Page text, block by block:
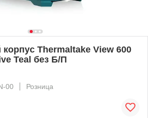
Thermaltake View 600
Teal без Б/П
00
Розница